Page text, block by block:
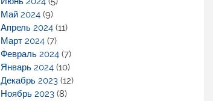
Май 2024 (9)
Апрель 2024 (11)
Март 2024 (7)
Февраль 2024 (7)
Январь 2024 (10)
Декабрь 2023 (12)
Ноябрь 2023 (8)